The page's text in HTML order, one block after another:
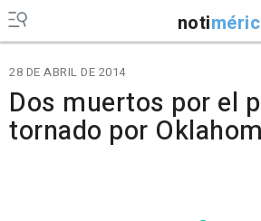
noti
28 DE ABRIL DE 2014
Dos muertos por el
tornado por